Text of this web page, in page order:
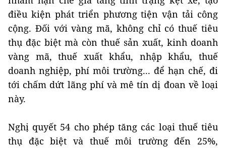
điều kiện phát triển phương tiện vận tải công
cộng. Đối với vàng mã, không chỉ có thuế tiêu
thụ đặc biệt mà còn thuế sản xuất, kinh doanh
vàng mã, thuế xuất khẩu, nhập khẩu, thuế
doanh nghiệp, phí môi trường... để hạn chế, đi
tới chấm dứt lãng phí và mê tín dị đoan về loại
này.
Nghị quyết 54 cho phép tăng các loại thuế tiêu
thụ đặc biệt và thuế môi trường đến 25%,